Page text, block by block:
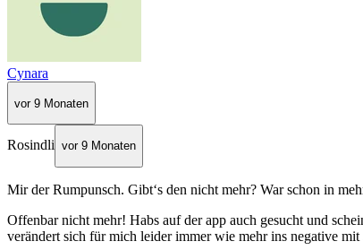
Cynara
vor 9 Monaten
Rosindli vor 9 Monaten
Mir der Rumpunsch. Gibt‘s den nicht mehr? War schon in
Offenbar nicht mehr! Habs auf der app auch gesucht und
verändert sich für mich leider immer wie mehr ins negative mit